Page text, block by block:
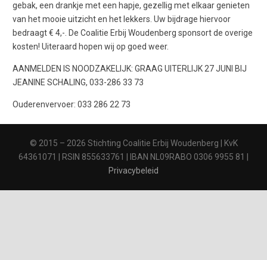
gebak, een drankje met een hapje, gezellig met elkaar genieten
van het mooie uitzicht en het lekkers. Uw bijdrage hiervoor
bedraagt € 4,-. De Coalitie Erbij Woudenberg sponsort de overige
kosten! Uiteraard hopen wij op goed weer.
AANMELDEN IS NOODZAKELIJK: GRAAG UITERLIJK 27 JUNI BIJ
JEANINE SCHALING, 033-286 33 73
Ouderenvervoer: 033 286 22 73
© 2015 – 2026 Stichting Coalitie Erbij Woudenberg | KvK
64361071 | RSIN 855633761 | IBAN NL09RABO 0306 9955 81 |
Privacybeleid